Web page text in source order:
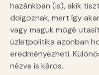
hazánkban (is), akik
dolgoznak, mert így
vagy maguk mögé
üzletpolitika azonban
eredményezheti.
nézve is káros.